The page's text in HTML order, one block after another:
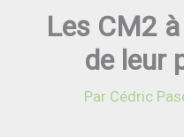
Les CM2
de leur
Par Cédric